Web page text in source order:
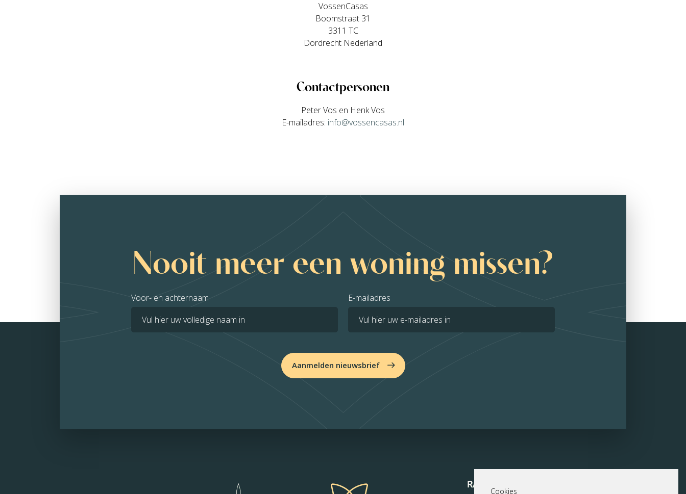
VossenCasas
Boomstraat 31
3311 TC
Dordrecht Nederland
Contactpersonen
Peter Vos en Henk Vos
E-mailadres: info@vossencasas.nl
Nooit meer een woning missen?
Voor- en achternaam E-mailadres
Aanmelden nieuwsbrief
Cookies